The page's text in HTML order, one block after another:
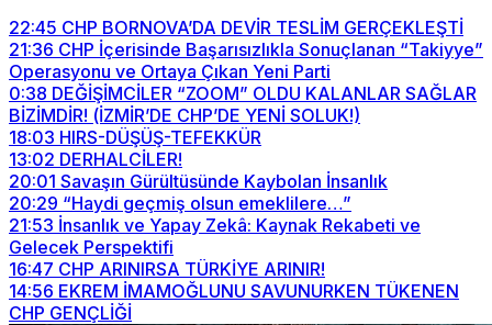
22:45 CHP BORNOVA’DA DEVİR TESLİM GERÇEKLEŞTİ
21:36 CHP İçerisinde Başarısızlıkla Sonuçlanan “Takiyye”
Operasyonu ve Ortaya Çıkan Yeni Parti
0:38 DEĞİŞİMCİLER “ZOOM” OLDU KALANLAR SAĞLAR
BİZİMDİR! (İZMİR’DE CHP’DE YENİ SOLUK!)
18:03 HIRS-DÜŞÜŞ-TEFEKKÜR
13:02 DERHALCİLER!
20:01 Savaşın Gürültüsünde Kaybolan İnsanlık
20:29 “Haydi geçmiş olsun emeklilere…”
21:53 İnsanlık ve Yapay Zekâ: Kaynak Rekabeti ve
Gelecek Perspektifi
16:47 CHP ARINIRSA TÜRKİYE ARINIR!
14:56 EKREM İMAMOĞLUNU SAVUNURKEN TÜKENEN
CHP GENÇLİĞİ